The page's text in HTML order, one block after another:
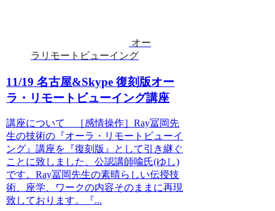
オー
ラリモートビューイング
11/19 名古屋&Skype 復刻版オー
ラ・リモートビューイング講座
講座について ［感情操作］Ray冨岡先
生の技術の『オーラ・リモートビューイ
ング』講座を『復刻版』として引き継ぐ
ことに致しました、公認講師喩氏(ゆし)
です。Ray冨岡先生の素晴らしい伝授技
術、座学、ワークの内容そのままに再現
致しております。『...